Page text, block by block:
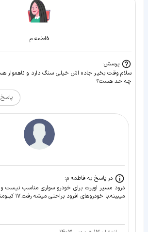
فاطمه م
پرسش:
سلام وقت بخیر جاده اش خیلی سنگ دارد و ناهموار
چه حد هست؟
در پاسخ به فاطمه م:
درود مسیر اوپرت برای خودرو سواری مناسب نیست
میبینه.با خودروهای افرود براحتی میشه رفت.۱۷ کیلومتر خاکی داره